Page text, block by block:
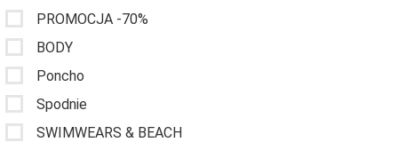
PROMOCJA -70%
BODY
Poncho
Spodnie
SWIMWEARS & BEACH